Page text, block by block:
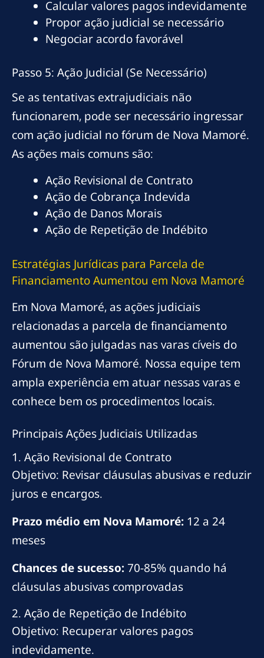
Calcular valores pagos indevidamente
Propor ação judicial se necessário
Negociar acordo favorável
Passo 5: Ação Judicial (Se Necessário)
Se as tentativas extrajudiciais não
funcionarem, pode ser necessário ingressar
com ação judicial no fórum de Nova Mamoré.
As ações mais comuns são:
Ação Revisional de Contrato
Ação de Cobrança Indevida
Ação de Danos Morais
Ação de Repetição de Indébito
Estratégias Jurídicas para Parcela de
Financiamento Aumentou em Nova Mamoré
Em Nova Mamoré, as ações judiciais
relacionadas a parcela de financiamento
aumentou são julgadas nas varas cíveis do
Fórum de Nova Mamoré. Nossa equipe tem
ampla experiência em atuar nessas varas e
conhece bem os procedimentos locais.
Principais Ações Judiciais Utilizadas
1. Ação Revisional de Contrato
Objetivo: Revisar cláusulas abusivas e reduzir
juros e encargos.
Prazo médio em Nova Mamoré: 12 a 24
meses
Chances de sucesso: 70-85% quando há
cláusulas abusivas comprovadas
2. Ação de Repetição de Indébito
Objetivo: Recuperar valores pagos
indevidamente.